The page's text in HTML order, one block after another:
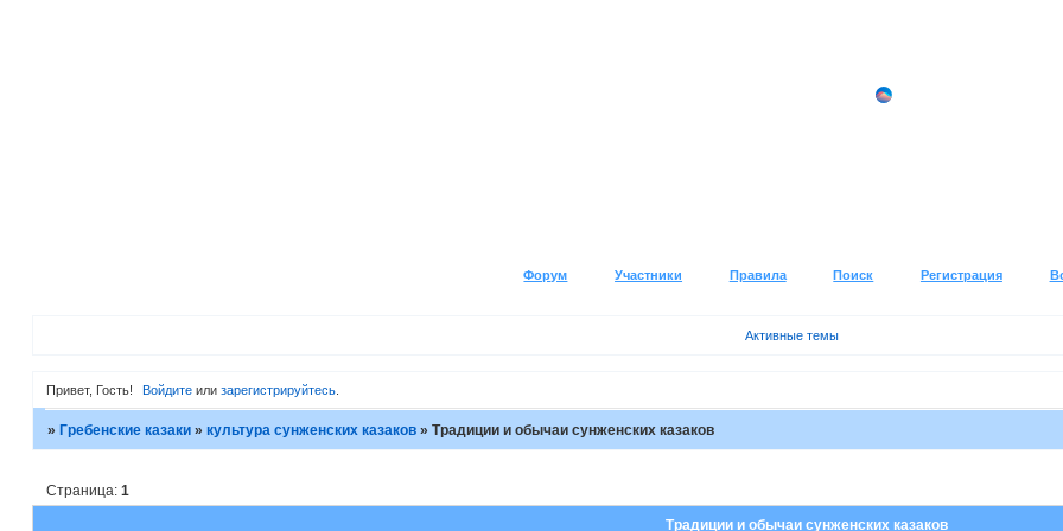
Форум Участники Правила Поиск Регистрация
Активные темы
Привет, Гость! Войдите илизарегистрируйтесь
» Гребенские казаки » культура сунженских казаков » Традиции и обычаи сунженских казаков
Традиции и обычаи сунженских казаков
Страница: 1